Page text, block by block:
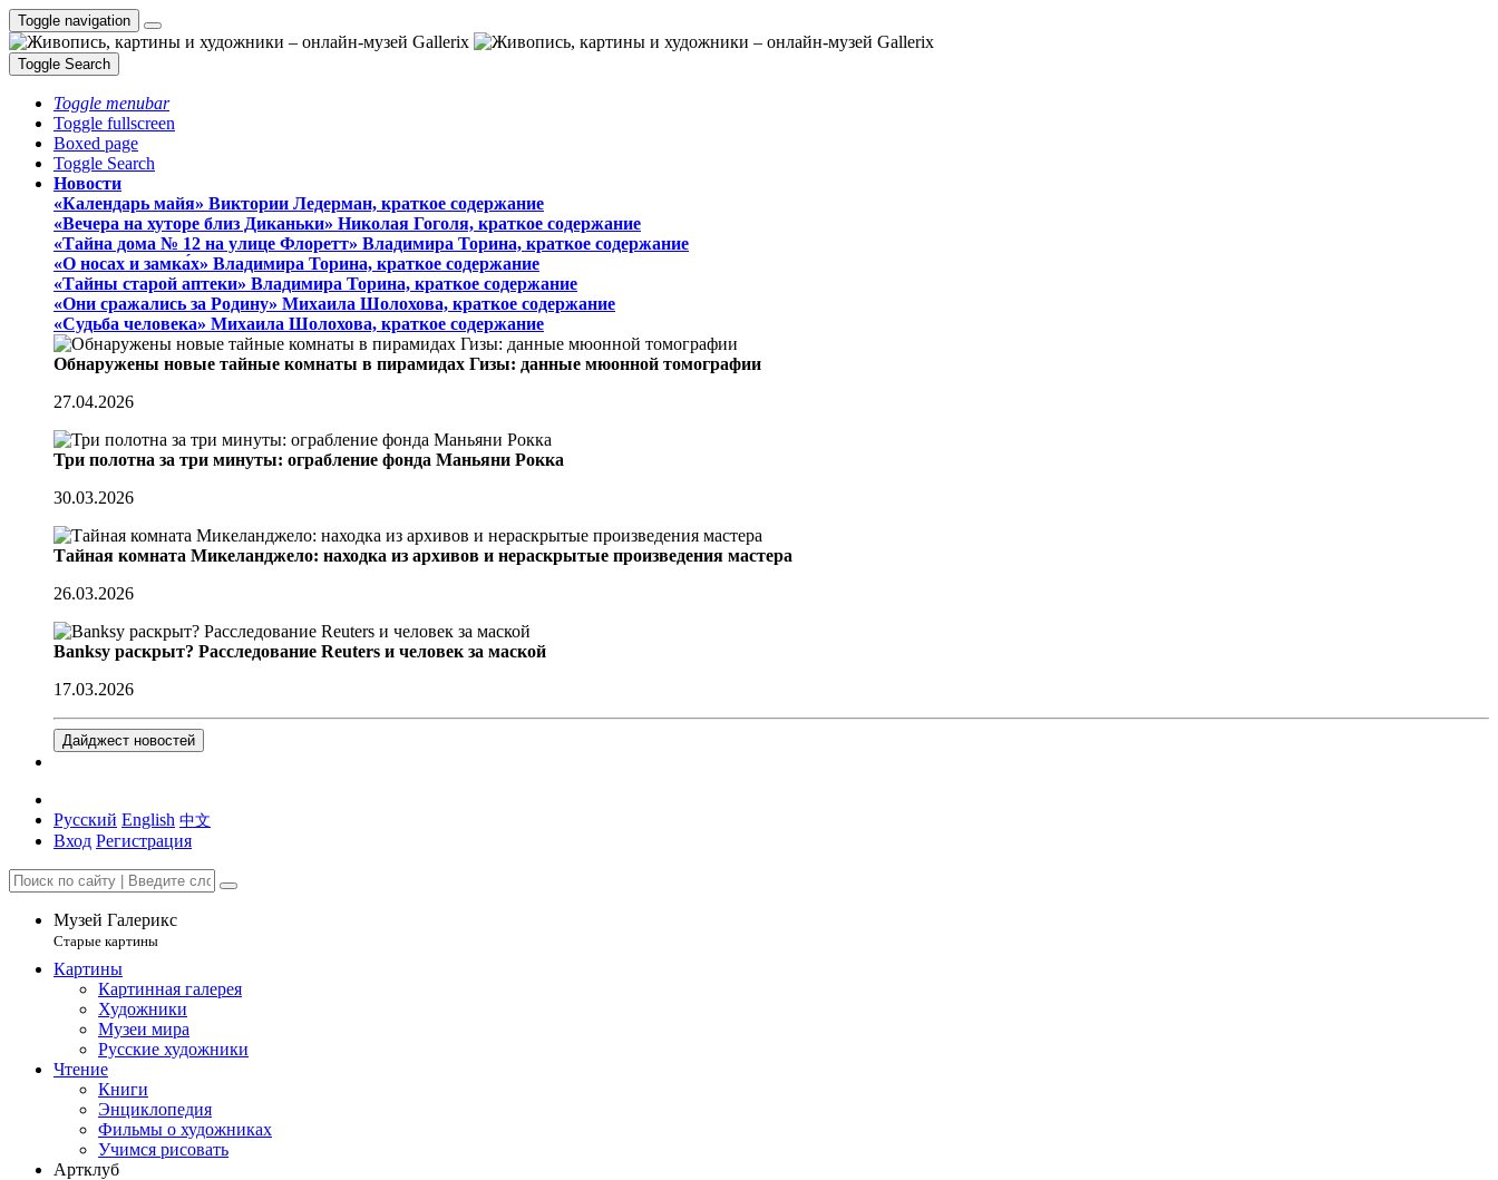
Toggle navigation
Toggle Search
Toggle menubar
Toggle fullscreen
Boxed page
Toggle Search
Новости
«Календарь майя» Виктории Ледерман, краткое содержание
«Вечера на хуторе близ Диканьки» Николая Гоголя, краткое содержание
«Тайна дома № 12 на улице Флоретт» Владимира Торина, краткое содержание
«О носах и замка́х» Владимира Торина, краткое содержание
«Тайны старой аптеки» Владимира Торина, краткое содержание
«Они сражались за Родину» Михаила Шолохова, краткое содержание
«Судьба человека» Михаила Шолохова, краткое содержание
Обнаружены новые тайные комнаты в пирамидах Гизы: данные мюонной томографии
27.04.2026
Три полотна за три минуты: ограбление фонда Маньяни Рокка
30.03.2026
Тайная комната Микеланджело: находка из архивов и нераскрытые произведения мастера
26.03.2026
Banksy раскрыт? Расследование Reuters и человек за маской
17.03.2026
Дайджест новостей
Русский English 中文
Вход Регистрация
Музей Галерикс
Старые картины
Картины
Картинная галерея
Художники
Музеи мира
Русские художники
Чтение
Книги
Энциклопедия
Фильмы о художниках
Учимся рисовать
Артклуб